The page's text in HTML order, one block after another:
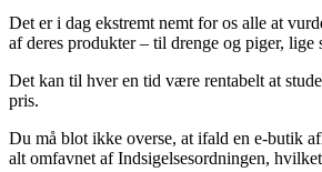
Det er i dag ekstremt nemt for os alle at
af deres produkter – til drenge og piger,
Det kan til hver en tid være rentabelt at
pris.
Du må blot ikke overse, at ifald en e-butik
alt omfavnet af Indsigelsesordningen,